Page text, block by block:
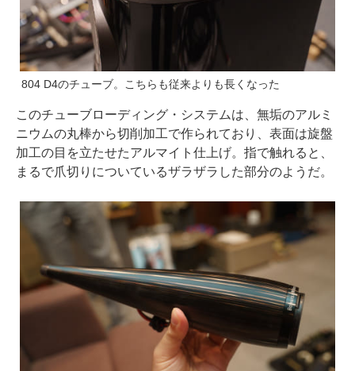
804 D4のチューブ。こちらも従来よりも長くなった
このチューブローディング・システムは、無垢のアルミ
ニウムの丸棒から切削加工で作られており、表面は旋盤
加工の目を立たせたアルマイト仕上げ。指で触れると、
まるで爪切りについているザラザラした部分のようだ。